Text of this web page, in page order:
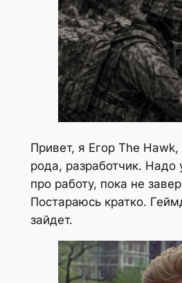
Привет, я Егор The
рода, разработчик. Надо
про работу, пока не
Постараюсь кратко.
зайдет.